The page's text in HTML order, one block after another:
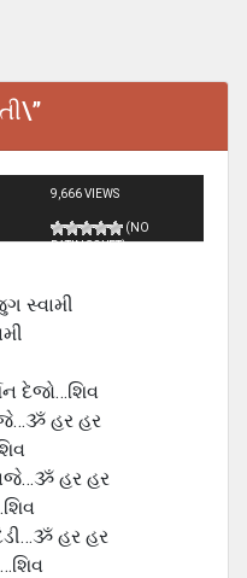
9,666 VIEWS
(NO
RATINGS YET)
સ્વામી
દેજો…શિવ
હર હર
હર હર
હર હર